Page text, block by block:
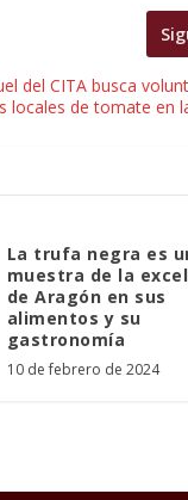
del CITA busca
locales de tomate en
La trufa negra es
muestra de la
de Aragón en sus
alimentos y su
gastronomía
10 de febrero de 2024